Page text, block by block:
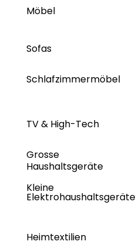
Möbel
Sofas
Schlafzimmermöbel
TV & High-Tech
Grosse
Haushaltsgeräte
Kleine
Elektrohaushaltsgeräte
Heimtextilien